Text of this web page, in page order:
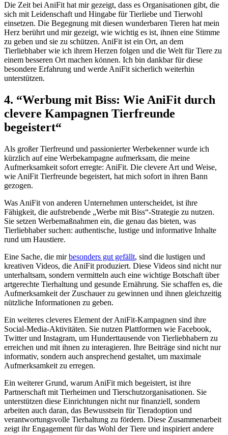
Die Zeit ⁣bei⁢ AniFit hat mir gezeigt,​ dass⁢ es Organisationen ‌gibt, die
sich mit Leidenschaft und Hingabe für Tierliebe und‍ Tierwohl
einsetzen. Die Begegnung⁢ mit diesen wunderbaren Tieren hat‍ mein
Herz berührt und mir gezeigt, wie ⁣wichtig es ⁢ist, ihnen ​eine Stimme
‌zu ‍geben und sie zu ‍schützen. AniFit ist‌ ein Ort,⁤ an dem
Tierliebhaber​ wie ⁣ich ihrem Herzen ⁣folgen und die Welt⁣ für Tiere‌ zu
einem besseren Ort machen können. Ich bin dankbar für ​diese
besondere ⁢Erfahrung und⁤ werde AniFit‍ sicherlich weiterhin
⁤unterstützen.
4. ⁣“Werbung mit⁣ Biss: Wie AniFit⁢ durch
clevere ⁤Kampagnen Tierfreunde
begeistert“
Als großer Tierfreund⁣ und passionierter Werbekenner wurde ich
kürzlich auf ⁣eine Werbekampagne aufmerksam, die meine
Aufmerksamkeit sofort erregte: AniFit. Die clevere‍ Art​ und ⁢Weise,
wie AniFit Tierfreunde ​begeistert, hat mich ‌sofort⁢ in ihren Bann
gezogen.
Was AniFit von anderen ‌Unternehmen unterscheidet, ist ihre
Fähigkeit, die aufstrebende‍ „Werbe mit⁢ Biss“-Strategie⁤ zu nutzen.
⁢Sie setzen ⁣Werbemaßnahmen ein, die genau das bieten,⁢ was
Tierliebhaber suchen: authentische, lustige und informative Inhalte
rund ‍um Haustiere.
Eine ⁣Sache, die ‌mirbesonders gut ⁤gefällt, sind die‍ lustigen und
kreativen Videos, die AniFit produziert. Diese⁢ Videos ⁢sind nicht nur​
unterhaltsam, sondern vermitteln auch ‍eine wichtige Botschaft über
artgerechte‍ Tierhaltung und gesunde Ernährung. Sie ‍schaffen es, ⁢die
Aufmerksamkeit​ der Zuschauer zu gewinnen und ihnen gleichzeitig ​
nützliche ‌Informationen zu geben.
Ein weiteres cleveres Element der​ AniFit-Kampagnen ‍sind‍ ihre
‍Social-Media-Aktivitäten.‍ Sie nutzen Plattformen ‌wie Facebook,
Twitter und Instagram, um Hunderttausende von Tierliebhabern ⁢zu
erreichen und⁤ mit ihnen zu ‍interagieren.‍ Ihre Beiträge sind nicht ⁤nur
‍informativ, sondern auch ansprechend gestaltet,⁢ um maximale
Aufmerksamkeit zu erregen.
Ein weiterer Grund, warum AniFit ⁢mich ⁢begeistert,​ ist ihre
Partnerschaft mit ⁣Tierheimen und ‌Tierschutzorganisationen. ‍Sie
unterstützen diese ⁣Einrichtungen nicht nur finanziell, sondern‌
arbeiten auch daran,⁢ das ⁢Bewusstsein für‍ Tieradoption ⁤und
verantwortungsvolle Tierhaltung zu fördern. Diese Zusammenarbeit
zeigt ‍ihr Engagement für das Wohl der Tiere‌ und⁣ inspiriert andere⁤